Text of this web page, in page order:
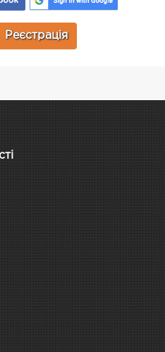
Реєстрація